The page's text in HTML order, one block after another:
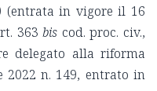
(entrata in vigore il 16
363bis cod. proc. civ.,
delegato alla riforma
2022 n. 149, entrato in